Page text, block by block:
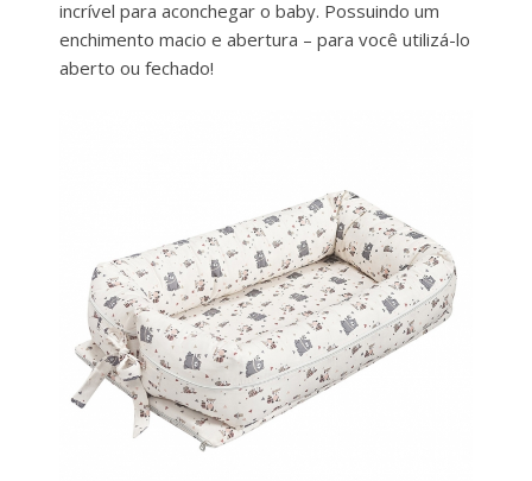
incrível para aconchegar o baby. Possuindo um
enchimento macio e abertura – para você utilizá-lo
aberto ou fechado!